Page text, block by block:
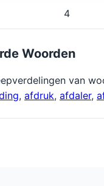
4
Woorden
van
, afdruk, afdaler,